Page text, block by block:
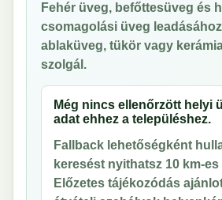
Fehér üveg, befőttesüveg és
csomagolási üveg
ablaküveg, tükör vagy
szolgál.
Még nincs ellenőrzött helyi
adat ehhez a településhez.
Fallback lehetőségként
keresést nyithatsz 10 km-
Előzetes tájékozódás